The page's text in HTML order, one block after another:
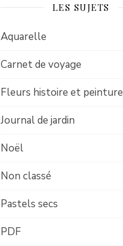
LES SUJETS
Aquarelle
Carnet de voyage
Fleurs histoire et peinture
Journal de jardin
Noël
Non classé
Pastels secs
PDF